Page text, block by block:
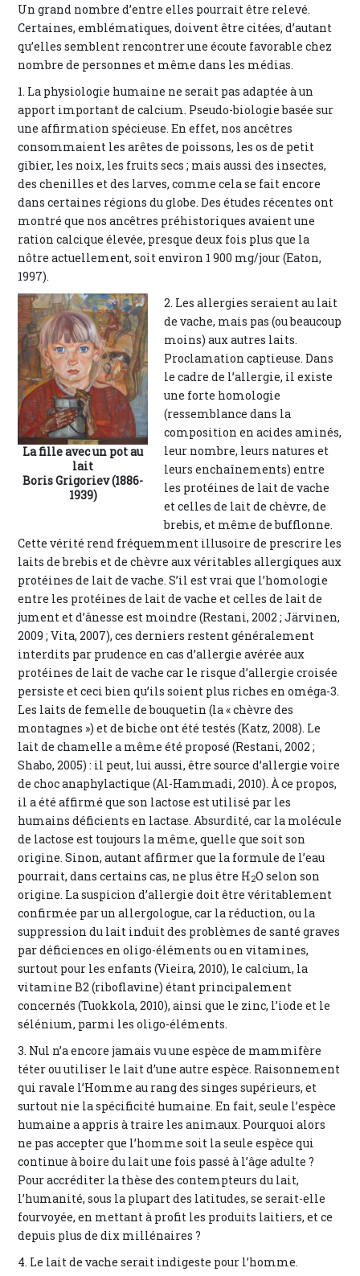
Un grand nombre d’entre elles pourrait être relevé.
Certaines, emblématiques, doivent être citées, d’autant
qu’elles semblent rencontrer une écoute favorable chez
nombre de personnes et même dans les médias.
1. La physiologie humaine ne serait pas adaptée à un
apport important de calcium. Pseudo-biologie basée sur
une affirmation spécieuse. En effet, nos ancêtres
consommaient les arêtes de poissons, les os de petit
gibier, les noix, les fruits secs ; mais aussi des insectes,
des chenilles et des larves, comme cela se fait encore
dans certaines régions du globe. Des études récentes ont
montré que nos ancêtres préhistoriques avaient une
ration calcique élevée, presque deux fois plus que la
nôtre actuellement, soit environ 1 900 mg/jour (Eaton,
1997).
La fille avec un pot au
lait
Boris Grigoriev (1886-
1939)
2. Les allergies seraient au lait
de vache, mais pas (ou beaucoup
moins) aux autres laits.
Proclamation captieuse. Dans
le cadre de l’allergie, il existe
une forte homologie
(ressemblance dans la
composition en acides aminés,
leur nombre, leurs natures et
leurs enchaînements) entre
les protéines de lait de vache
et celles de lait de chèvre, de
brebis, et même de bufflonne.
Cette vérité rend fréquemment illusoire de prescrire les
laits de brebis et de chèvre aux véritables allergiques aux
protéines de lait de vache. S’il est vrai que l’homologie
entre les protéines de lait de vache et celles de lait de
jument et d’ânesse est moindre (Restani, 2002 ; Järvinen,
2009 ; Vita, 2007), ces derniers restent généralement
interdits par prudence en cas d’allergie avérée aux
protéines de lait de vache car le risque d’allergie croisée
persiste et ceci bien qu’ils soient plus riches en oméga-3.
Les laits de femelle de bouquetin (la « chèvre des
montagnes ») et de biche ont été testés (Katz, 2008). Le
lait de chamelle a même été proposé (Restani, 2002 ;
Shabo, 2005) : il peut, lui aussi, être source d’allergie voire
de choc anaphylactique (Al-Hammadi, 2010). À ce propos,
il a été affirmé que son lactose est utilisé par les
humains déficients en lactase. Absurdité, car la molécule
de lactose est toujours la même, quelle que soit son
origine. Sinon, autant affirmer que la formule de l’eau
pourrait, dans certains cas, ne plus être H2O selon son
origine. La suspicion d’allergie doit être véritablement
confirmée par un allergologue, car la réduction, ou la
suppression du lait induit des problèmes de santé graves
par déficiences en oligo-éléments ou en vitamines,
surtout pour les enfants (Vieira, 2010), le calcium, la
vitamine B2 (riboflavine) étant principalement
concernés (Tuokkola, 2010), ainsi que le zinc, l’iode et le
sélénium, parmi les oligo-éléments.
3. Nul n’a encore jamais vu une espèce de mammifère
téter ou utiliser le lait d’une autre espèce. Raisonnement
qui ravale l’Homme au rang des singes supérieurs, et
surtout nie la spécificité humaine. En fait, seule l’espèce
humaine a appris à traire les animaux. Pourquoi alors
ne pas accepter que l’homme soit la seule espèce qui
continue à boire du lait une fois passé à l’âge adulte ?
Pour accréditer la thèse des contempteurs du lait,
l’humanité, sous la plupart des latitudes, se serait-elle
fourvoyée, en mettant à profit les produits laitiers, et ce
depuis plus de dix millénaires ?
4. Le lait de vache serait indigeste pour l’homme.